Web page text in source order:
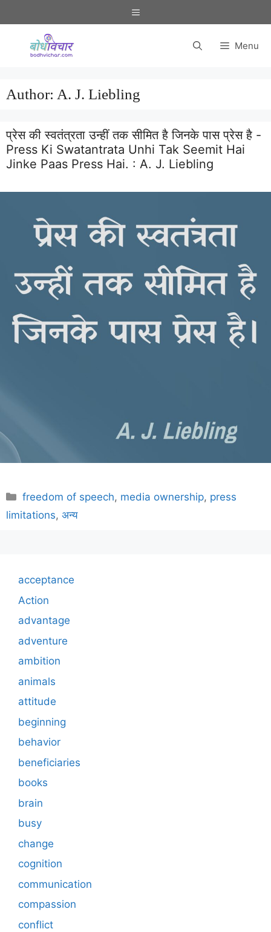
to
Menu
Menu
Author: A. J. Liebling
प्रेस की स्वतंत्रता उन्हीं तक सीमित है जिनके पास प्रेस है -
Press Ki Swatantrata Unhi Tak Seemit Hai
Jinke Paas Press Hai. : A. J. Liebling
Categories
freedom of speech, media ownership, press
limitations, अन्य
acceptance
Action
advantage
adventure
ambition
animals
attitude
beginning
behavior
beneficiaries
books
brain
busy
change
cognition
communication
compassion
conflict